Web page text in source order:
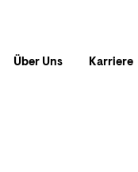
Über Uns Karriere